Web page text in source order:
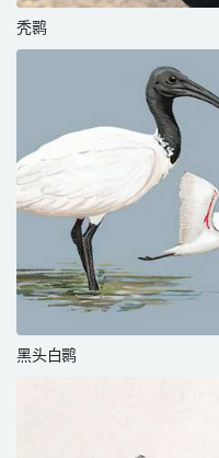
秃鹮
黑头白鹮